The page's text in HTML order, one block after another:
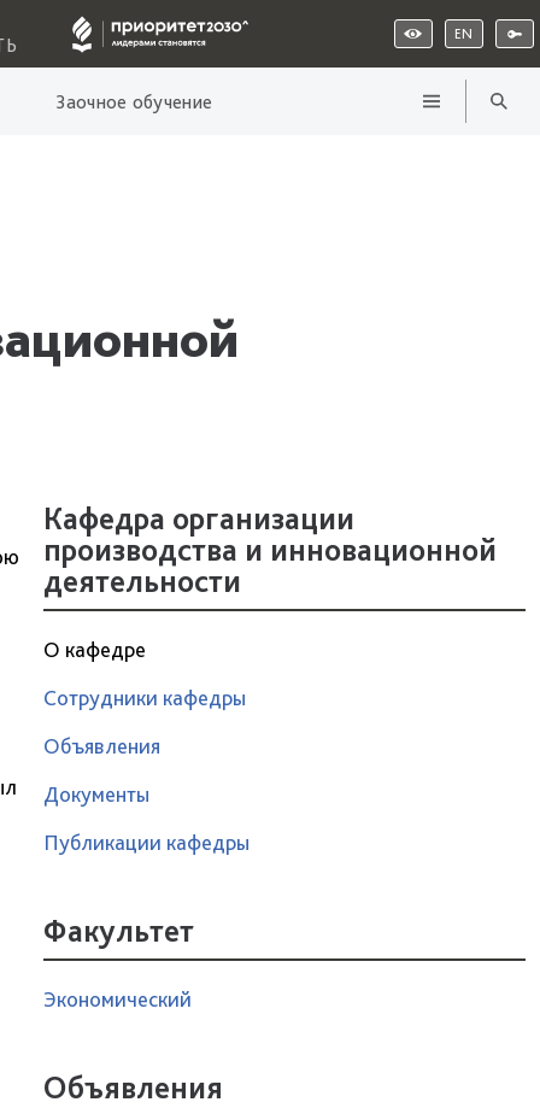
EN
Заочное обучение
Кафедра организации
производства и инновационной
деятельности
О кафедре
Сотрудники кафедры
Объявления
Документы
Публикации кафедры
Факультет
Экономический
Объявления